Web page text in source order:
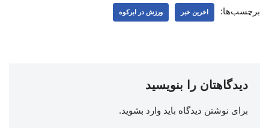
برچسب‌ها: اخرین خبر ورزش در ابرکوه
دیدگاهتان را بنویسید
برای نوشتن دیدگاه باید وارد بشوید.